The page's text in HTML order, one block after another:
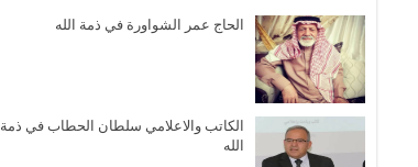
الحاج عمر الشواورة في ذمة الله
الكاتب والاعلامي سلطان الحطاب في ذمة
الله